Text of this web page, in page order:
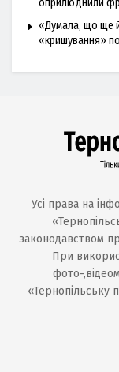
«Думала, що ще й
«кришування»
Усі права на
законодавством
При
фото-
«Тернопільську